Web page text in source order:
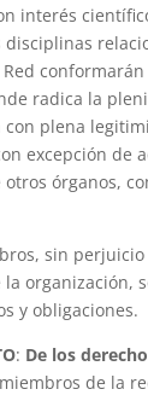
interés
disciplinas
radica la
con plena
excepción de
órganos,
sin
organización,
y obligaciones.
: De los
de la